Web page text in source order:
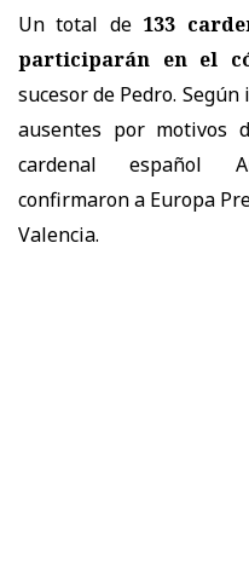
Un total de133
participarán en el
sucesor de Pedro.
ausentes por motivos
cardenal español
confirmaron a Europa
Valencia.